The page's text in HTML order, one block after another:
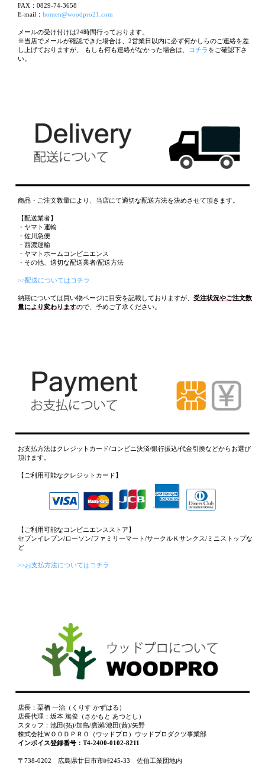
FAX：0829-74-3658
E-mail： honten@woodpro21.com
メールの受け付けは24時間行っております。
※当店でメールが確認できた場合は、2営業日以内に必ず何かしらのご連絡を差
し上げておりますが、 もしも何も連絡がなかった場合は、
コチラ をご確認下さ
い。
商品・ご注文数量により、当店にて適切な配送方法を決めさせて頂きます。
【配送業者】
・ヤマト運輸
・佐川急便
・西濃運輸
・ヤマトホームコンビニエンス
・その他、適切な配送業者/配送方法
>>配送についてはコチラ
納期については買い物ページに目安を記載しておりますが、 受注状況やご注文数
量により変わりますので、予めご了承ください。
お支払方法はクレジットカード/コンビニ決済/銀行振込/代金引換などからお選び
頂けます。
【ご利用可能なクレジットカード】
【ご利用可能なコンビニエンスストア】
セブンイレブン/ローソン/ファミリーマート/サークルＫサンクス/ミニストップな
ど
>>お支払方法についてはコチラ
店長：栗栖 一治（くりす かずはる）
店長代理：坂本 篤俊（さかもと あつとし）
スタッフ：池田(拓)/加島/廣瀬/池田(茜)/矢野
株式会社ＷＯＯＤＰＲＯ（ウッドプロ）ウッドプロダクツ事業部
インボイス登録番号：T4-2400-0102-8211
〒738-0202 広島県廿日市市峠245-33 佐伯工業団地内